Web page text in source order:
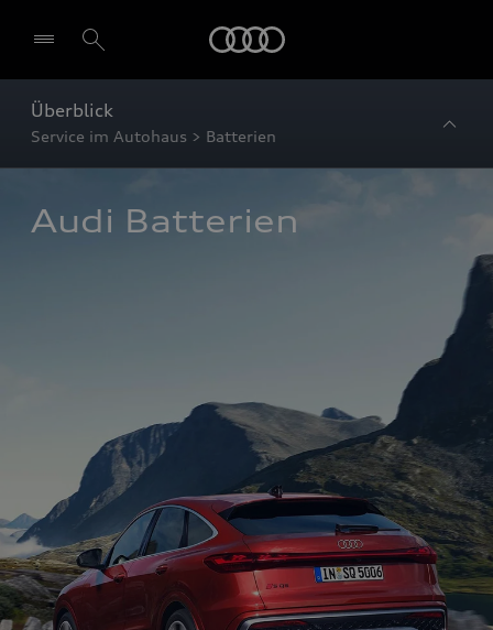
Überblick
Service im Autohaus > Batterien
Audi Batterien